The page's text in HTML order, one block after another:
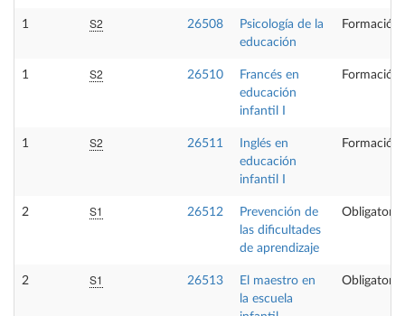
1 S2 26508
Psicología de la
educación
Formación
1 S2 26510
Francés en
educación
infantil I
Formación
1 S2 26511
Inglés en
educación
infantil I
Formación
2 S1 26512
Prevención de
las dificultades
de aprendizaje
Obligatoria
2 S1 26513
El maestro en
la escuela
Obligatoria